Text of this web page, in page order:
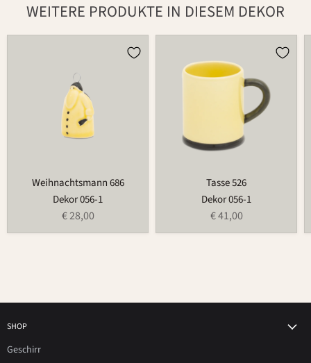
WEITERE PRODUKTE IN DIESEM DEKOR
Weihnachtsmann 686
Dekor 056-1
€ 28,00
Tasse 526
Dekor 056-1
€ 41,00
SHOP
Geschirr